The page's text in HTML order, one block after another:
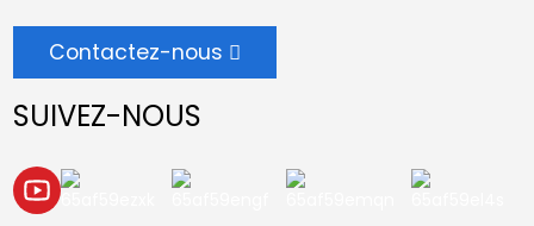
Contactez-nous
SUIVEZ-NOUS